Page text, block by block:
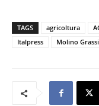
TAGS agricoltura
Italpress
Molino Grassi